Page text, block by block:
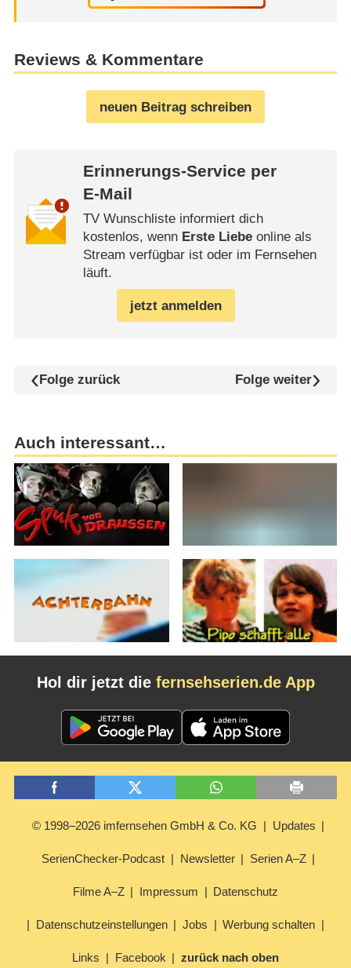
Reviews & Kommentare
neuen Beitrag schreiben
Erinnerungs-Service per
E-Mail
TV Wunschliste informiert dich
kostenlos, wenn Erste Liebeonline als
Stream verfügbar ist oder im Fernsehen
läuft.
jetzt anmelden
Folge zurück Folge weiter
Auch interessant…
Hol dir jetzt die fernsehserien.de App
© 1998–2026 imfernsehen GmbH & Co. KG Updates
SerienChecker-Podcast Newsletter Serien A–Z
Filme A–Z Impressum Datenschutz
Datenschutzeinstellungen Jobs Werbung schalten
Links Facebook zurück nach oben